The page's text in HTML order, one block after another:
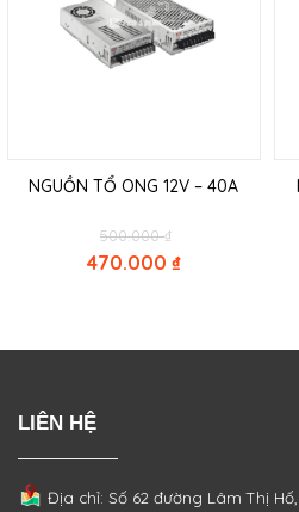
NGUỒN TỔ ONG 12V – 40A
500.000₫Original
price
was:
470.000 ₫
LIÊN HỆ
Địa chỉ: Số 62 đường Lâm Thị